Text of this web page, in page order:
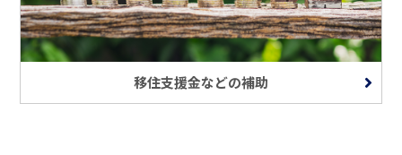
移住支援金などの補助